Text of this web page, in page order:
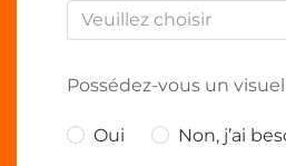
Veuillez choisir
Possédez-vous un visuel
Oui Non, j’ai